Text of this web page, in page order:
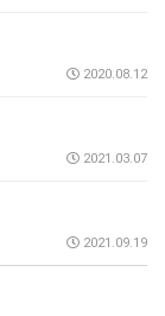
2020.08.12
2021.03.07
2021.09.19